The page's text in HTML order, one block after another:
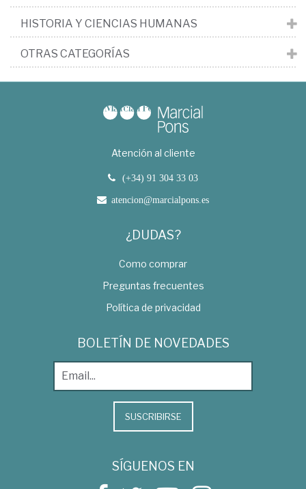
HISTORIA Y CIENCIAS HUMANAS
OTRAS CATEGORÍAS
Atención al cliente
(+34) 91 304 33 03
atencion@marcialpons.es
¿DUDAS?
Como comprar
Preguntas frecuentes
Política de privacidad
BOLETÍN DE NOVEDADES
SUSCRIBIRSE
SÍGUENOS EN